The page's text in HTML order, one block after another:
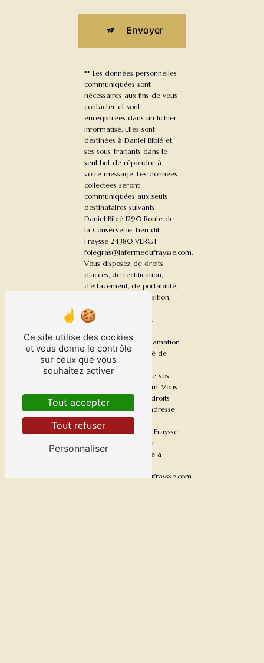
Envoyer
** Les données personnelles
communiquées sont
nécessaires aux fins de vous
contacter et sont
enregistrées dans un fichier
informatisé. Elles sont
destinées à Daniel Bibié et
ses sous-traitants dans le
seul but de répondre à
votre message. Les données
collectées seront
communiquées aux seuls
destinataires suivants:
Daniel Bibié 1290 Route de
la Conserverie, Lieu dit
Fraysse 24380 VERGT
foiegras@lafermedufraysse.com.
Vous disposez de droits
d’accès, de rectification,
d’effacement, de portabilité,
de limitation, d’opposition,
de retrait de votre
consentement à tout
d’introduire une réclamation
auprès d’une autorité de
contrôle, ainsi que
d’organiser le sort de vos
données post-mortem. Vous
pouvez exercer ces droits
par voie postale à l'adresse
1290 Route de la
Conserverie, Lieu dit Fraysse
24380 VERGT ou par
courrier électronique à
foiegras@lafermedufraysse.com.
Ce site utilise des cookies
et vous donne le contrôle
sur ceux que vous
souhaitez activer
Tout accepter
Tout refuser
Personnaliser